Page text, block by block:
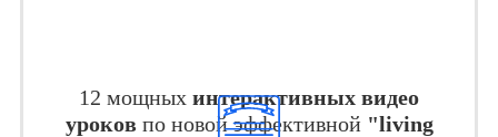
12 мощных интерактивных видео
уроковпо новой эффективной "living